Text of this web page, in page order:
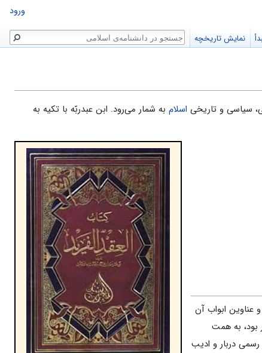
اسلام به شمار مى‌رود. ابن عبدربّه با تکیه به
عناوین ابواب آن
بود، به همت
رسمی دربار و ادیب
ورود
نمایش تاریخچه جستجو